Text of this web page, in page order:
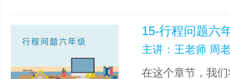
15-行程问题六
主讲：王老师 周
在这个章节，我